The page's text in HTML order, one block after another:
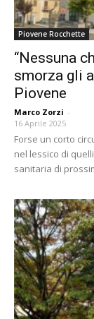
Piovene Rocchette
“Nessuna
smorza gli
Piovene
Marco Zorzi -
16 Aprile 2025
Forse un corto
nel lessico di
sanitaria di